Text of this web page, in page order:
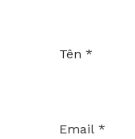
Tên *
Email *